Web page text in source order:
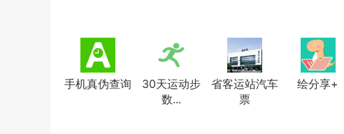
手机真伪查询
30天运动步
数...
省客运站汽车
票
绘分享+